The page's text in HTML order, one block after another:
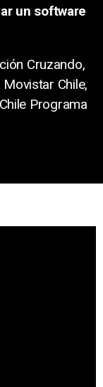
un software
Cruzando,
Chile,
Programa